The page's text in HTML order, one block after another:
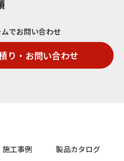
ムでお問い合わせ
り・お問い合わせ
施工事例 製品カタログ